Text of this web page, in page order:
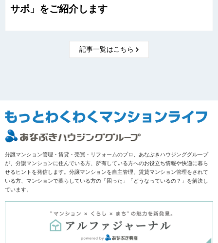
サポ」をご紹介します
記事一覧はこちら
分譲マンション管理・賃貸・売買・リフォームのプロ、あなぶきハウジンググループ
が、分譲マンションに住んでいる方、所有している方へのお役立ち情報や快適に暮ら
せるヒントを発信します。分譲マンションを自主管理、賃貸マンション管理をされて
いる方、マンションで暮らしている方の「困った」「どうなっているの？」を解決し
ています。